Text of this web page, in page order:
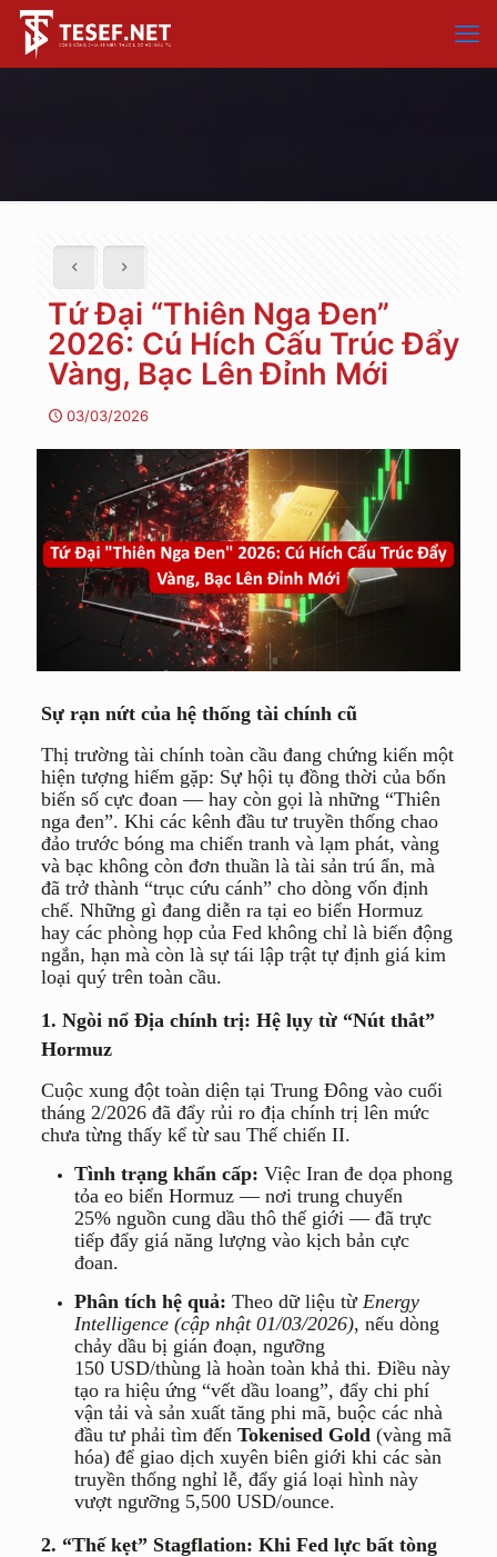
Tứ Đại “Thiên Nga Đen”
2026: Cú Hích Cấu Trúc Đẩy
Vàng, Bạc Lên Đỉnh Mới
03/03/2026
Sự rạn nứt của hệ thống tài chính cũ
Thị trường tài chính toàn cầu đang chứng kiến một
hiện tượng hiếm gặp: Sự hội tụ đồng thời của bốn
biến số cực đoan — hay còn gọi là những “Thiên
nga đen”. Khi các kênh đầu tư truyền thống chao
đảo trước bóng ma chiến tranh và lạm phát, vàng
và bạc không còn đơn thuần là tài sản trú ẩn, mà
đã trở thành “trục cứu cánh” cho dòng vốn định
chế. Những gì đang diễn ra tại eo biển Hormuz
hay các phòng họp của Fed không chỉ là biến động
ngắn, hạn mà còn là sự tái lập trật tự định giá kim
loại quý trên toàn cầu.
1. Ngòi nổ Địa chính trị: Hệ lụy từ “Nút thắt”
Hormuz
Cuộc xung đột toàn diện tại Trung Đông vào cuối
tháng 2/2026 đã đẩy rủi ro địa chính trị lên mức
chưa từng thấy kể từ sau Thế chiến II.
Tình trạng khẩn cấp: Việc Iran đe dọa phong
tỏa eo biển Hormuz — nơi trung chuyển
25%nguồn cung dầu thô thế giới — đã trực
tiếp đẩy giá năng lượng vào kịch bản cực
đoan.
Phân tích hệ quả: Theo dữ liệu từ Energy
Intelligence (cập nhật 01/03/2026), nếu dòng
chảy dầu bị gián đoạn, ngưỡng
150USD/thùng là hoàn toàn khả thi. Điều này
tạo ra hiệu ứng “vết dầu loang”, đẩy chi phí
vận tải và sản xuất tăng phi mã, buộc các nhà
đầu tư phải tìm đến Tokenised Gold (vàng mã
hóa) để giao dịch xuyên biên giới khi các sàn
truyền thống nghỉ lễ, đẩy giá loại hình này
vượt ngưỡng 5,500 USD/ounce.
2. “Thế kẹt” Stagflation: Khi Fed lực bất tòng